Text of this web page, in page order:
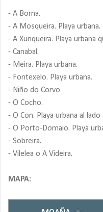
- A Borna.
- A Mosqueira. Playa urbana.
- A Xunqueira. Playa urbana
- Canabal.
- Meira. Playa urbana.
- Fontexelo. Playa urbana.
- Niño do Corvo
- O Cocho.
- O Con. Playa urbana al
- O Porto-Domaio. Playa
- Sobreira.
- Vilelea o A Videira.
MAPA: